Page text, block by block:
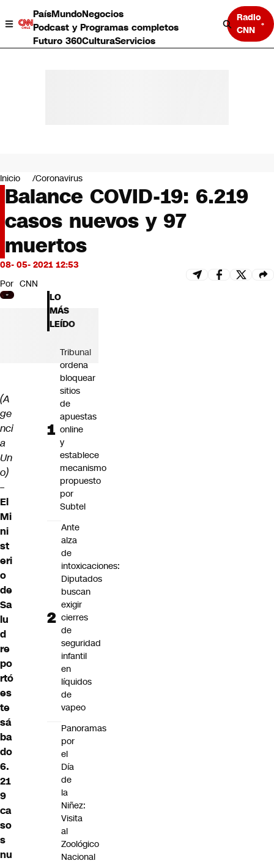
PaísMundoNegocios
Podcast y Programas completos
Futuro 360CulturaServicios
Radio
CNN
Negocios
Deportes
Programas completos
Cultura
Servicios
Bits
CNN tiempo
Futuro 360
Opinión
Inicio Coronavirus
Balance COVID-19: 6.219
casos nuevos y 97
muertos
08- 05- 2021 12:53
Por CNN
(A
ge
nci
a
Un
o)
–
El
Mi
ni
st
eri
o
de
Sa
lu
d
re
po
rtó
es
te
sá
ba
do
6.
21
9
ca
so
s
nu
LO
MÁS
LEÍDO
Tribunal
ordena
bloquear
sitios
de
apuestas
online
y
establece
mecanismo
propuesto
por
Subtel
Ante
alza
de
intoxicaciones:
Diputados
buscan
exigir
cierres
de
seguridad
infantil
en
líquidos
de
vapeo
Panoramas
por
el
Día
de
la
Niñez:
Visita
al
Zoológico
Nacional